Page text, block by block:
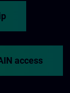
access